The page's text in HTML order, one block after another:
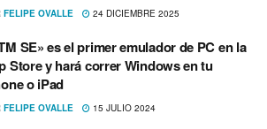
FELIPE OVALLE 24 DICIEMBRE 2025
SE» es el primer emulador de PC en la
Store y hará correr Windows en tu
o iPad
FELIPE OVALLE 15 JULIO 2024